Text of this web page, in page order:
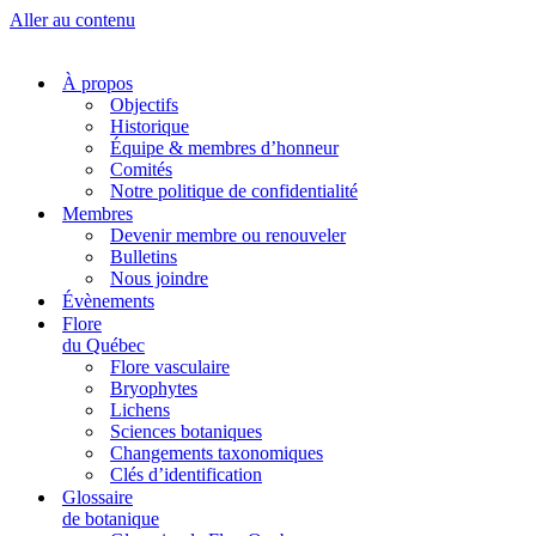
Aller au contenu
À propos
Objectifs
Historique
Équipe & membres d’honneur
Comités
Notre politique de confidentialité
Membres
Devenir membre ou renouveler
Bulletins
Nous joindre
Évènements
Flore
du Québec
Flore vasculaire
Bryophytes
Lichens
Sciences botaniques
Changements taxonomiques
Clés d’identification
Glossaire
de botanique